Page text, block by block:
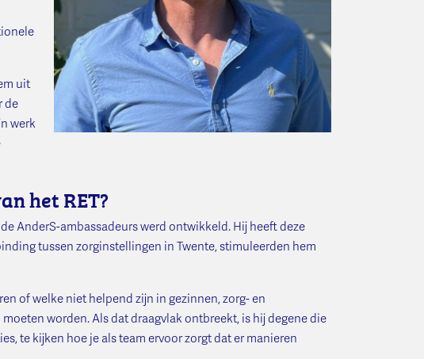
uit
de
werk
het RET?
AnderS-ambassadeurs werd ontwikkeld. Hij heeft deze
tussen zorginstellingen in Twente, stimuleerden hem
of welke niet helpend zijn in gezinnen, zorg- en
worden. Als dat draagvlak ontbreekt, is hij degene die
te kijken hoe je als team ervoor zorgt dat er manieren